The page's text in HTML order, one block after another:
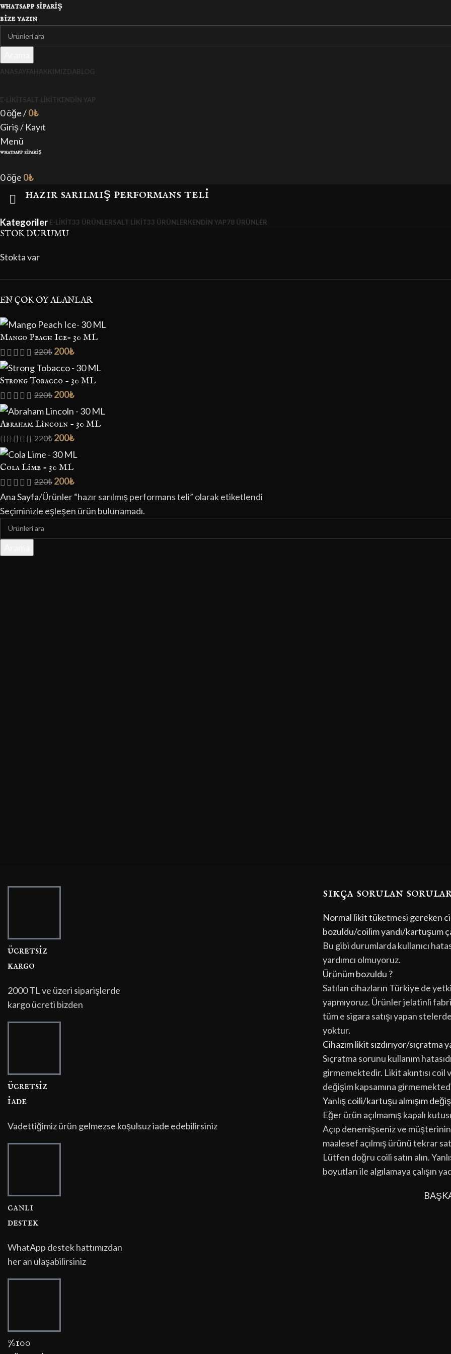
whatsapp sipariş
bize yazın
ANASAYFAHAKKIMIZDABLOG
E-LIKITSALT LIKITKENDIN YAP
0öğe/0₺
Giriş / Kayıt
Menü
whatsapp sipariş
0öğe 0₺
hazır sarılmış performans teli
Kategoriler E-LIKIT33 ÜRÜNLERSALT LIKIT33 ÜRÜNLERKENDIN YAP78 ÜRÜNLER
STOK DURUMU
Stokta var
EN ÇOK OY ALANLAR
Mango Peach Ice- 30 ML
220₺ 200₺
Strong Tobacco - 30 ML
220₺ 200₺
Abraham Lincoln - 30 ML
220₺ 200₺
Cola Lime - 30 ML
220₺ 200₺
Ana Sayfa Ürünler “hazır sarılmış performans teli” olarak etiketlendi
Seçiminizle eşleşen ürün bulunamadı.
ücretsi̇z
kargo
2000 TL ve üzeri siparişlerde
kargo ücreti bizden
ücretsi̇z
i̇ade
Vadettiğimiz ürün gelmezse koşulsuz iade edebilirsiniz
canli
destek
WhatApp destek hattımızdan
her an ulaşabilirsiniz
%100
sıkça sorulan
Normal likit tüketmesi gereken
bozuldu/coilim yandı/kartuşum
Bu gibi durumlarda kullanıcı
yardımcı olmuyoruz.
Ürünüm bozuldu ?
Satılan cihazların Türkiye de
yapmıyoruz. Ürünler jelatinli
tüm e sigara satışı yapan
yoktur.
Cihazım likit sızdırıyor/sıçratma
Sıçratma sorunu kullanım
girmemektedir. Likit akıntısı coil
değişim kapsamına
Yanlış coili/kartuşu almışım
Eğer ürün açılmamış kapalı
Açıp denemişseniz ve
maalesef açılmış ürünü tekrar
Lütfen doğru coili satın alın.
boyutları ile algılamaya çalışın